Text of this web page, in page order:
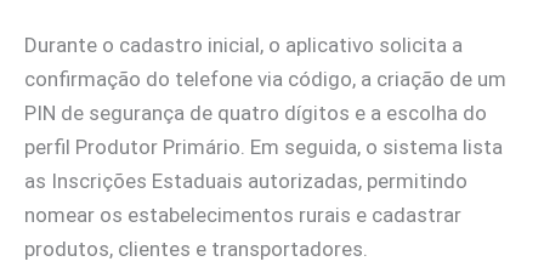
Durante o cadastro inicial, o aplicativo solicita a
confirmação do telefone via código, a criação de um
PIN de segurança de quatro dígitos e a escolha do
perfil Produtor Primário. Em seguida, o sistema lista
as Inscrições Estaduais autorizadas, permitindo
nomear os estabelecimentos rurais e cadastrar
produtos, clientes e transportadores.